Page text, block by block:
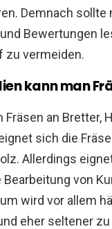
Demnach sollte
Bewertungen
zu vermeiden.
kann man
an Bretter,
sich die
Allerdings
Bearbeitung von
wird vor allem
eher seltener